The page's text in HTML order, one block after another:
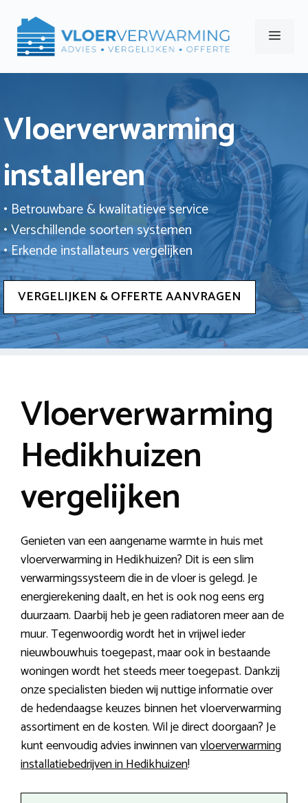
naar
Menu
Vloerverwarming
installeren
• Betrouwbare & kwalitatieve service
• Verschillende soorten systemen
• Erkende installateurs vergelijken
VERGELIJKEN & OFFERTE AANVRAGEN
Vloerverwarming
Hedikhuizen
vergelijken
Genieten van een aangename warmte in huis met
vloerverwarming in Hedikhuizen? Dit is een slim
verwarmingssysteem die in de vloer is gelegd. Je
energierekening daalt, en het is ook nog eens erg
duurzaam. Daarbij heb je geen radiatoren meer aan de
muur. Tegenwoordig wordt het in vrijwel ieder
nieuwbouwhuis toegepast, maar ook in bestaande
woningen wordt het steeds meer toegepast. Dankzij
onze specialisten bieden wij nuttige informatie over
de hedendaagse keuzes binnen het vloerverwarming
assortiment en de kosten. Wil je direct doorgaan? Je
kunt eenvoudig advies inwinnen vanvloerverwarming
installatiebedrijven in Hedikhuizen!